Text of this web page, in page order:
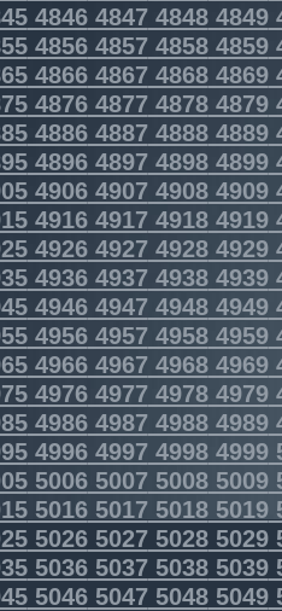
4846484748484849
4856485748584859
4866486748684869
4876487748784879
4886488748884889
4896489748984899
49064907 49084909
49164917 49184919
4926492749284929
49364937 49384939
49464947 49484949
49564957 49584959
49664967 49684969
49764977 49784979
49864987 49884989
49964997 49984999
50065007 50085009
50165017 50185019
5026502750285029
5036503750385039
5046504750485049